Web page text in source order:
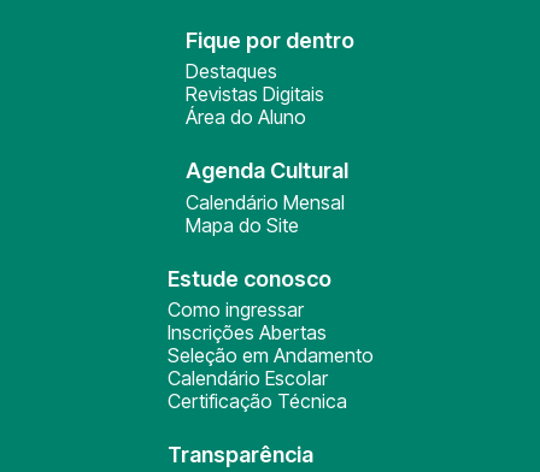
Fique por dentro
Destaques
Revistas Digitais
Área do Aluno
Agenda Cultural
Calendário Mensal
Mapa do Site
Estude conosco
Como ingressar
Inscrições Abertas
Seleção em Andamento
Calendário Escolar
Certificação Técnica
Transparência